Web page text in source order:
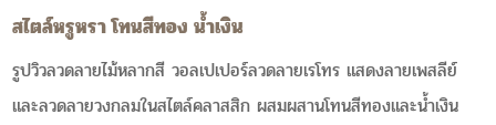
สไตล์หรูหรา โทนสีทอง น้ำเงิน
รูปวิวลวดลายไม้หลากสี วอลเปเปอร์ลวดลายเรโทร แสดงลายเพสลีย์
และลวดลายวงกลมในสไตล์คลาสสิก ผสมผสานโทนสีทองและน้ำเงิน